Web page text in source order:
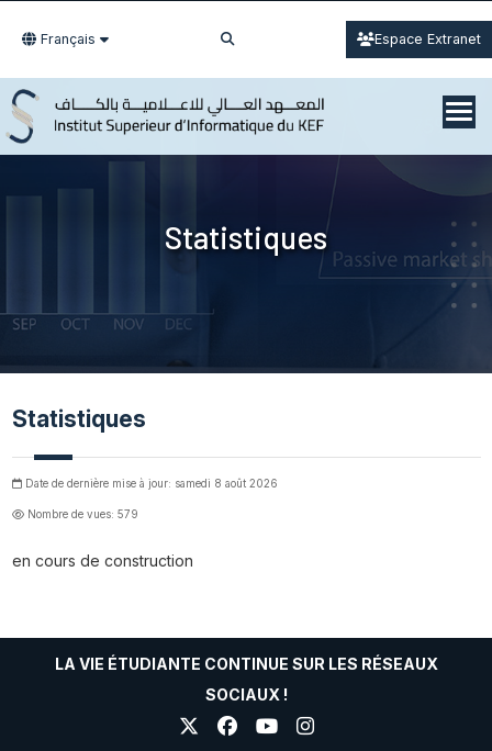
Français Espace Extranet
Statistiques
Statistiques
Date de dernière mise à jour: samedi 8 août 2026
Nombre de vues: 579
en cours de construction
LA VIE ÉTUDIANTE CONTINUE SUR LES RÉSEAUX
SOCIAUX !